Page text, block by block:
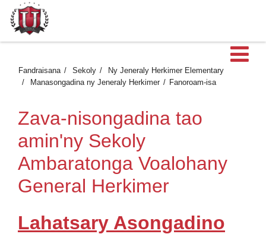
Fandraisana Sekoly
Ny Jeneraly Herkimer Elementary
Manasongadina ny Jeneraly Herkimer
Fanoroam-isa
Zava-nisongadina tao
amin'ny Sekoly
Ambaratonga Voalohany
General Herkimer
Lahatsary Asongadino